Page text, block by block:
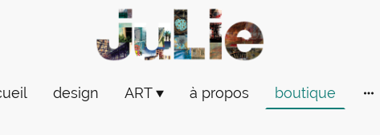
design ART à propos boutique